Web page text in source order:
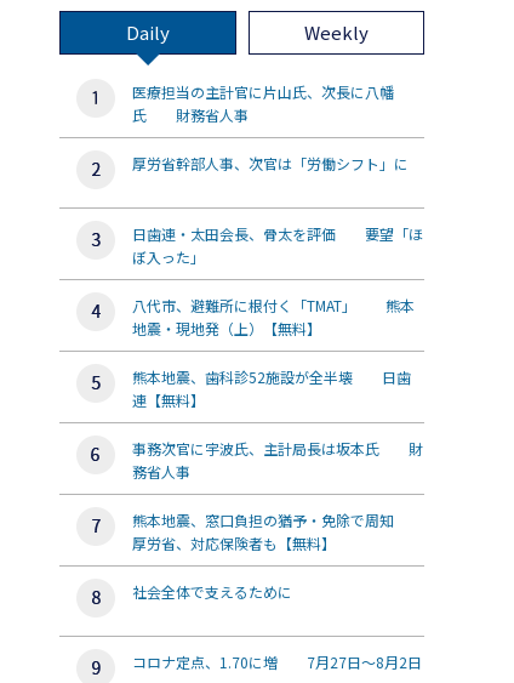
Daily Weekly
医療担当の主計官に片山氏、次長に八幡
氏 財務省人事
厚労省幹部人事、次官は「労働シフト」に
日歯連・太田会長、骨太を評価 要望「ほ
ぼ入った」
八代市、避難所に根付く「TMAT」 熊本
地震・現地発（上）【無料】
熊本地震、歯科診52施設が全半壊 日歯
連【無料】
事務次官に宇波氏、主計局長は坂本氏 財
務省人事
熊本地震、窓口負担の猶予・免除で周知
厚労省、対応保険者も【無料】
社会全体で支えるために
コロナ定点、1.70に増 7月27日～8月2日